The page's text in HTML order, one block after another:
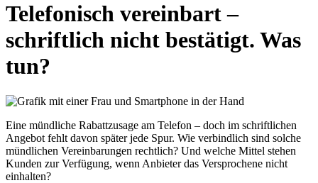
Telefonisch vereinbart –
schriftlich nicht bestätigt. Was
tun?
Eine mündliche Rabattzusage am Telefon – doch im schriftlichen
Angebot fehlt davon später jede Spur. Wie verbindlich sind solche
mündlichen Vereinbarungen rechtlich? Und welche Mittel stehen
Kunden zur Verfügung, wenn Anbieter das Versprochene nicht
einhalten?